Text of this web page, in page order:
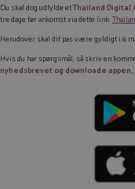
Du skal dog udfylde etThailand Digital
tre dage før ankomst via dette link:
Herudover skal dit pas være gyldigt i 6
Hvis du har spørgsmål, så skriv en
nyhedsbrevet og downloade